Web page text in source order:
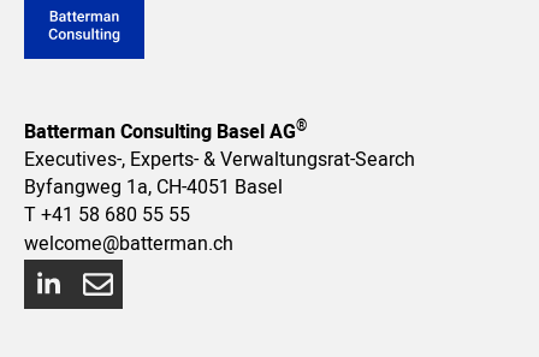
Batterman Consulting Basel AG®
Executives-, Experts- & Verwaltungsrat-Search
Byfangweg 1a, CH-4051 Basel
T+41 58 680 55 55
welcome@batterman.ch